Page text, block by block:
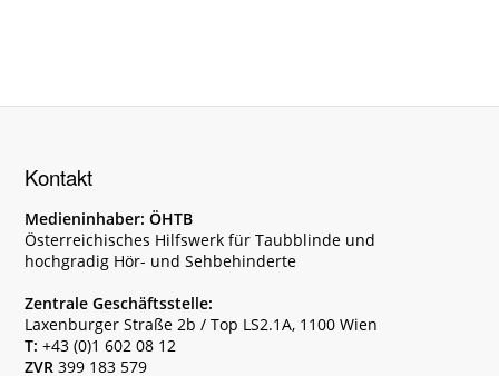
Kontakt
Medieninhaber: ÖHTB
Österreichisches Hilfswerk für Taubblinde und
hochgradig Hör- und Sehbehinderte
Zentrale Geschäftsstelle:
Laxenburger Straße 2b / Top LS2.1A, 1100 Wien
T: +43 (0)1 602 08 12
ZVR 399 183 579